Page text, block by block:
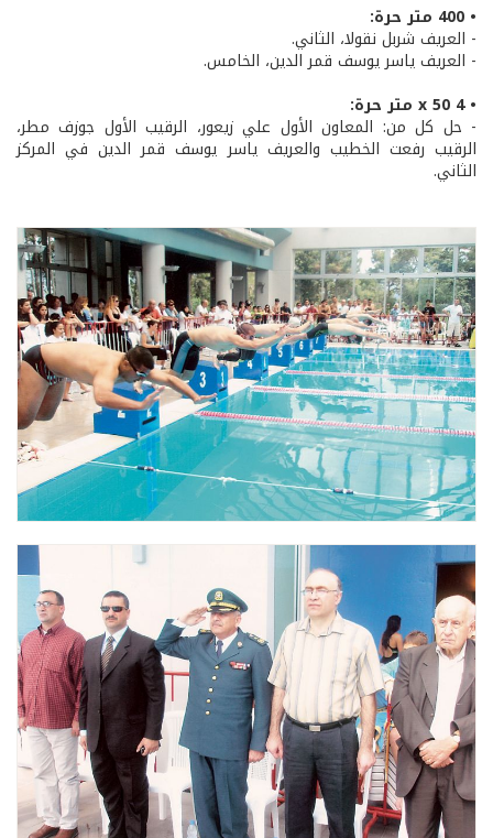
• 400 متر حرة:
- العريف شربل نقولا، الثاني.
- العريف ياسر يوسف قمر الدين، الخامس.
• 4 x 50 متر حرة:
- حل كل من: المعاون الأول علي زيعور، الرقيب الأول جوزف مطر،
الرقيب رفعت الخطيب والعريف ياسر يوسف قمر الدين في المركز
الثاني.